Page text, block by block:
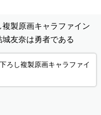
複製原画キャラファイン
友奈は勇者である
ろし複製原画キャラファイ